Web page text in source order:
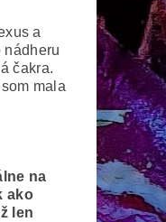
a
nádheru
čakra.
mala
na
ako
len